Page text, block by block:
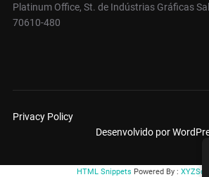
Platinum Office, St. de Indústrias Gráficas
70610-480
Privacy Policy
Desenvolvido por
HTML Snippets Powered By :